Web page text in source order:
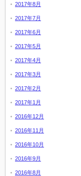
2017年8月
2017年7月
2017年6月
2017年5月
2017年4月
2017年3月
2017年2月
2017年1月
2016年12月
2016年11月
2016年10月
2016年9月
2016年8月